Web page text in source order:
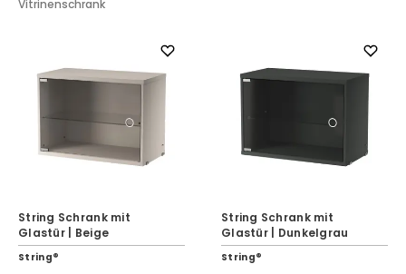
Vitrinenschrank
String Schrank mit
Glastür | Beige
String®
String Schrank mit
Glastür | Dunkelgrau
String®